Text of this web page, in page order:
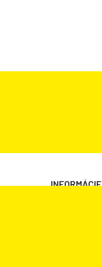
INFORMÁCIE